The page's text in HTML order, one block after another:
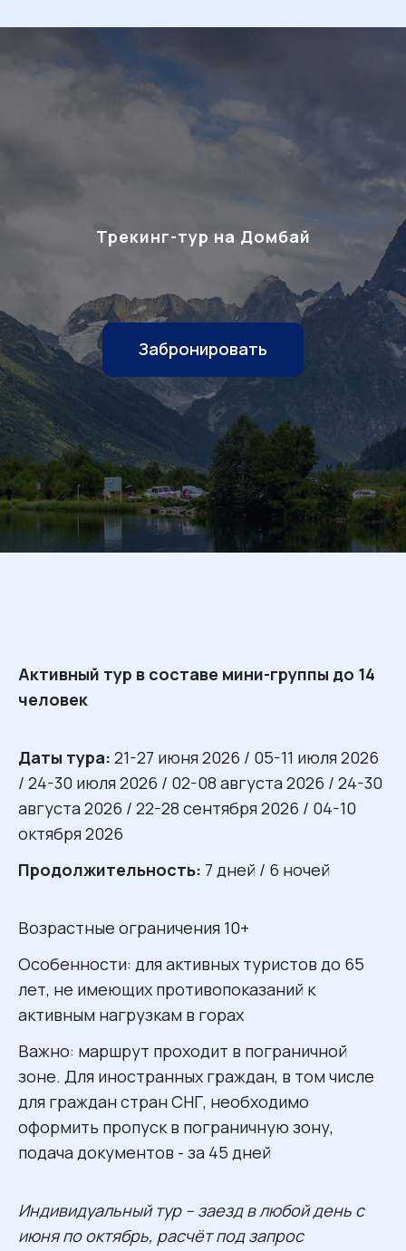
Трекинг-тур на Домбай
Забронировать
Активный тур в составе мини-группы до 14
человек
Даты тура: 21-27 июня 2026 / 05-11 июля 2026
/ 24-30 июля 2026 / 02-08 августа 2026 / 24-30
августа 2026 / 22-28 сентября 2026 / 04-10
октября 2026
Продолжительность: 7 дней / 6 ночей
Возрастные ограничения 10+
Особенности: для активных туристов до 65
лет, не имеющих противопоказаний к
активным нагрузкам в горах
Важно: маршрут проходит в пограничной
зоне. Для иностранных граждан, в том числе
для граждан стран СНГ, необходимо
оформить пропуск в пограничную зону,
подача документов - за 45 дней
Индивидуальный тур – заезд в любой день с
июня по октябрь, расчёт под запрос